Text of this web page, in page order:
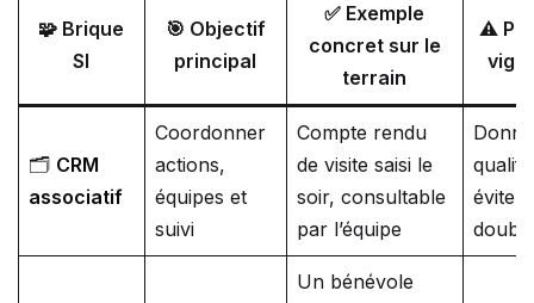
🧩 Brique
SI
🎯 Objectif
principal
✅ Exemple
concret sur le
terrain
⚠️
🗂️ CRM
associatif
Coordonner
actions,
équipes et
suivi
Compte rendu
de visite saisi le
soir, consultable
par l’équipe
éviter
Un bénévole